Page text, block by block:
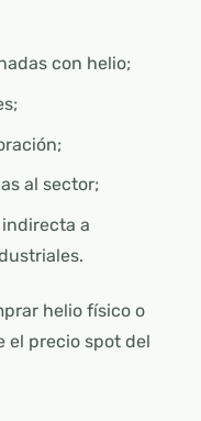
con helio;
al sector;
a
helio físico o
el precio spot del